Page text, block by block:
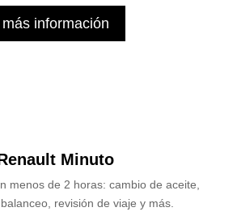
más información
Minuto
menos de 2 horas: cambio de aceite,
revisión de viaje y más.